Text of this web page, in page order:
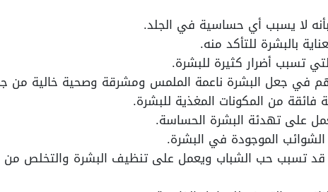
لا يسبب أي حساسية في الجلد.
بالبشرة للتأكد منه.
تسبب أضرار كثيرة للبشرة.
في جعل البشرة ناعمة الملمس ومشرقة وصحية خالية من
فائقة من المكونات المغذية للبشرة.
على تهدئة البشرة الحساسة.
الموجودة في البشرة.
تسبب حب الشباب ويعمل على تنظيف البشرة والتخلص من